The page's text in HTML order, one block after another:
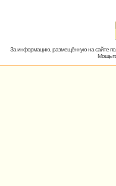
За информацию, размещённую на сайте
Мощь